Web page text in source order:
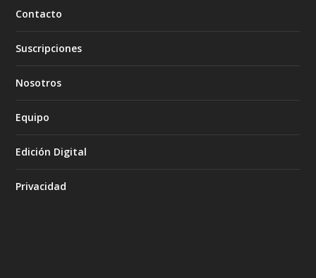
Contacto
Suscripciones
Nosotros
Equipo
Edición Digital
Privacidad